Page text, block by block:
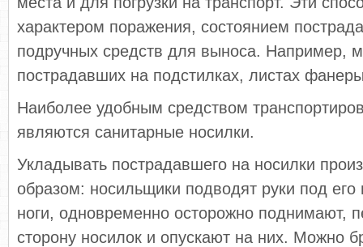
характером поражения, состоянием
подручных средств для выноса. Например,
пострадавших на подстилках, листах
Наиболее удобным средством
являются санитарные носилки.
Укладывать пострадавшего на носилки
образом: носильщики подводят руки под его
ноги, одновременно осторожно поднимают,
сторону носилок и опускают на них. Можно